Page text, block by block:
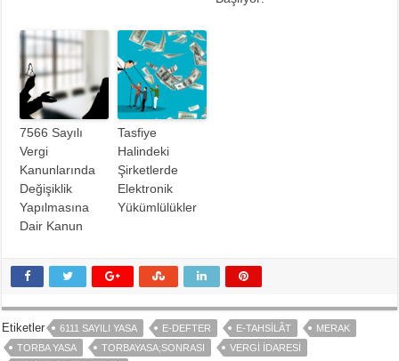
7566 Sayılı
Vergi
Kanunlarında
Değişiklik
Yapılmasına
Dair Kanun
Tasfiye
Halindeki
Şirketlerde
Elektronik
Yükümlülükler
Etiketler 6111 SAYILI YASA E-DEFTER E-TAHSILÂT
MERAK
TORBA YASA
TORBAYASA;SONRASI
VERGI IDARESI